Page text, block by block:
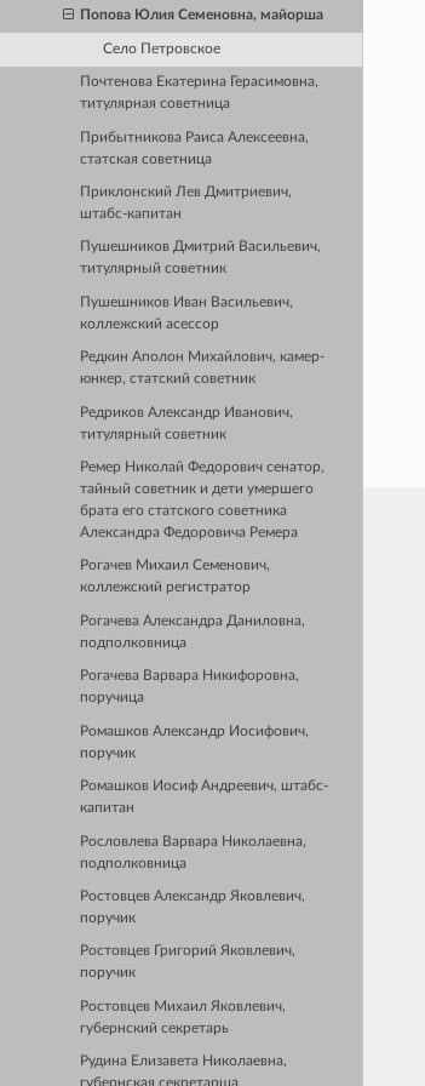
Попова Юлия Семеновна, майорша
Село Петровское
Почтенова Екатерина Герасимовна,
титулярная советница
Прибытникова Раиса Алексеевна,
статская советница
Приклонский Лев Дмитриевич,
штабс-капитан
Пушешников Дмитрий Васильевич,
титулярный советник
Пушешников Иван Васильевич,
коллежский асессор
Редкин Аполон Михайлович, камер-
юнкер, статский советник
Редриков Александр Иванович,
титулярный советник
Ремер Николай Федорович сенатор,
тайный советник и дети умершего
брата его статского советника
Александра Федоровича Ремера
Рогачев Михаил Семенович,
коллежский регистратор
Рогачева Александра Даниловна,
подполковница
Рогачева Варвара Никифоровна,
поручица
Ромашков Александр Иосифович,
поручик
Ромашков Иосиф Андреевич, штабс-
капитан
Рословлева Варвара Николаевна,
подполковница
Ростовцев Александр Яковлевич,
поручик
Ростовцев Григорий Яковлевич,
поручик
Ростовцев Михаил Яковлевич,
губернский секретарь
Рудина Елизавета Николаевна,
губернская секретарша